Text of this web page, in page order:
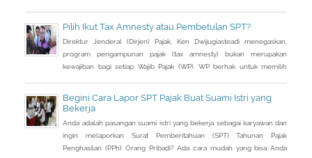
Pilih Ikut Tax Amnesty atau Pembetulan SPT?
Direktur Jenderal (Dirjen) Pajak, Ken Dwijugiasteadi menegaskan,
program pengampunan pajak (tax amnesty) bukan merupakan
kewajiban bagi setiap Wajib Pajak (WP). WP berhak untuk memilih
pengusutan nilai wajar harta.
Begini Cara Lapor SPT Pajak Buat Suami Istri yang
Bekerja
Anda adalah pasangan suami istri yang bekerja sebagai karyawan dan
ingin melaporkan Surat Pemberitahuan (SPT) Tahunan Pajak
Penghasilan (PPh) Orang Pribadi? Ada cara mudah yang bisa Anda